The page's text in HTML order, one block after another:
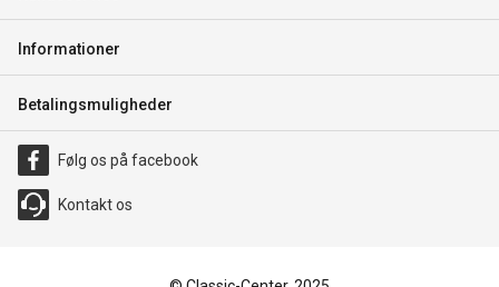
Informationer
Betalingsmuligheder
Følg os på facebook
Kontakt os